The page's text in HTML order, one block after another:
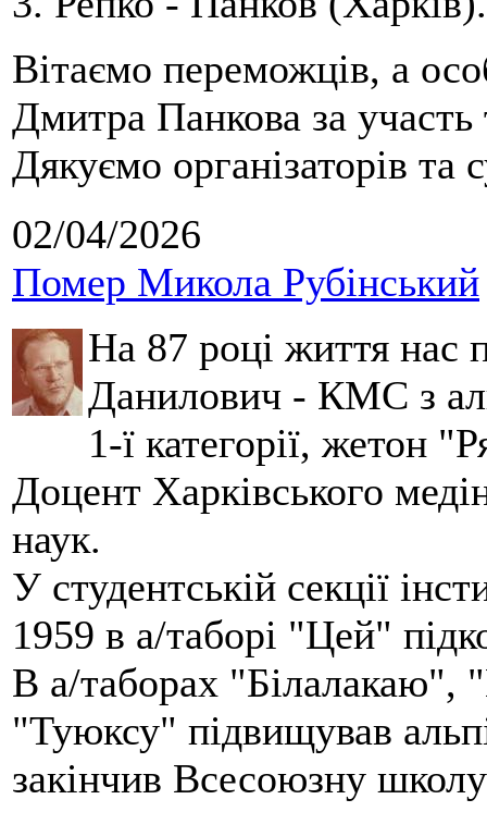
Вітаємо переможців, а
Дмитра Панкова за
Дякуємо організаторів та
02/04/2026
Помер Микола Рубінський
На 87 році життя нас
Данилович - КМС з
1-ї категорії, жетон
Доцент Харківського
наук.
У студентській секції
1959 в а/таборі "Цей"
В а/таборах "Білалакаю",
"Туюксу" підвищував
закінчив Всесоюзну